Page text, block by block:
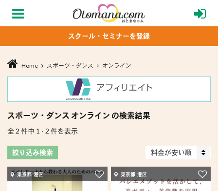
スクール・セミナーを登録
Home スポーツ・ダンス オンライン
スポーツ・ダンス オンライン の検索結果
全 2 件中 1 - 2 件を表示
絞り込み検索 料金が安い順
東京都 港区 東京都 港区